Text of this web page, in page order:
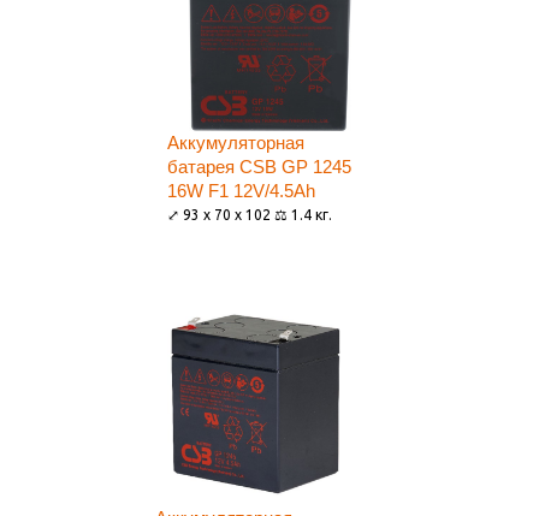
Аккумуляторная
батарея CSB GP 1245
16W F1 12V/4.5Ah
⤢ 93 x 70 x 102 ⚖ 1.4 кг.